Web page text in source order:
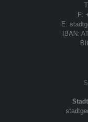
F:
E:
IBAN: